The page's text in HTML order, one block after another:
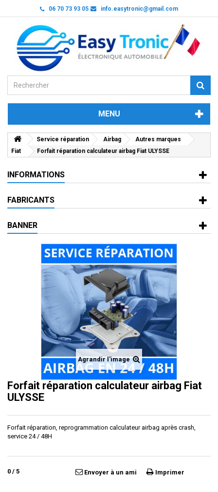
06 70 73 93 05 info.easytronic@gmail.com
MENU
Service réparation Airbag
Autres marques
Fiat
Forfait réparation calculateur airbag Fiat ULYSSE
INFORMATIONS
FABRICANTS
BANNER
Agrandir l'image
Forfait réparation calculateur airbag Fiat
ULYSSE
Forfait réparation, reprogrammation calculateur airbag après crash,
service 24 / 48H
0 / 5 Envoyer à un ami Imprimer